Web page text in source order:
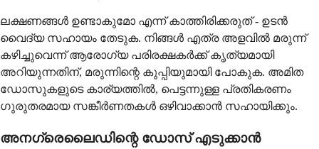
ലക്ഷണങ്ങൾ ഉണ്ടാകുമോ എന്ന് കാത്തിരിക്കരുത് - ഉടൻ
വൈദ്യ സഹായം തേടുക. നിങ്ങൾ എത്ര അളവിൽ മരുന്ന്
കഴിച്ചുവെന്ന് ആരോഗ്യ പരിരക്ഷകർക്ക് കൃത്യമായി
അറിയുന്നതിന്, മരുന്നിന്റെ കുപ്പിയുമായി പോകുക. അമിത
ഡോസുകളുടെ കാര്യത്തിൽ, പെട്ടന്നുള്ള പ്രതികരണം
ഗുരുതരമായ സങ്കീർണതകൾ ഒഴിവാക്കാൻ സഹായിക്കും.
അനഗ്രെലൈഡിന്റെ ഡോസ് എടുക്കാൻ